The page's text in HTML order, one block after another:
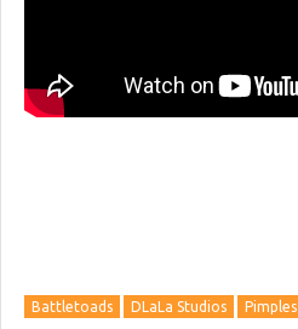
Battletoads DLaLa Studios Pimples